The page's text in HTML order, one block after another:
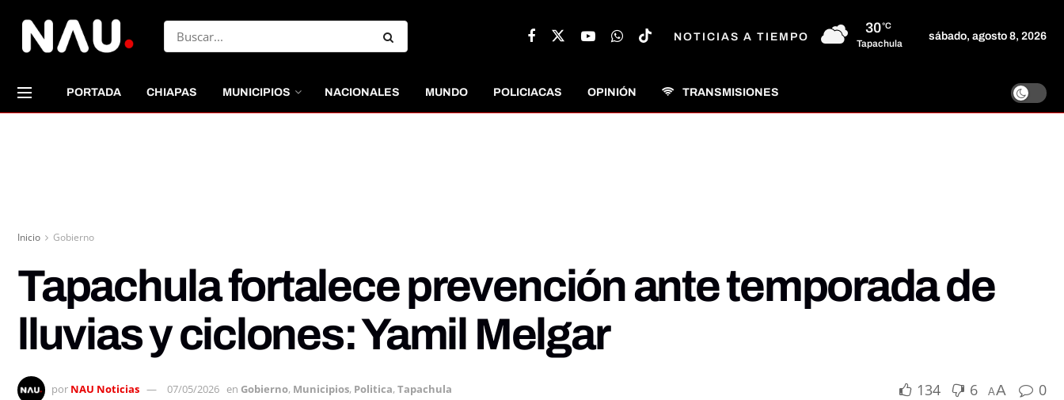
NOTICIAS A TIEMPO
30°C
Tapachula
sábado, agosto 8, 2026
PORTADA CHIAPAS MUNICIPIOS NACIONALES MUNDO POLICIACAS OPINIÓN TRANSMISIONES
Inicio Gobierno
Tapachula fortalece prevención ante temporada de
lluvias y ciclones: Yamil Melgar
por NAU Noticias 07/05/2026 en Gobierno, Municipios, Politica,Tapachula 134 6 AA 0